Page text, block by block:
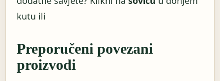
kutu ili
Preporučeni povezani
proizvodi